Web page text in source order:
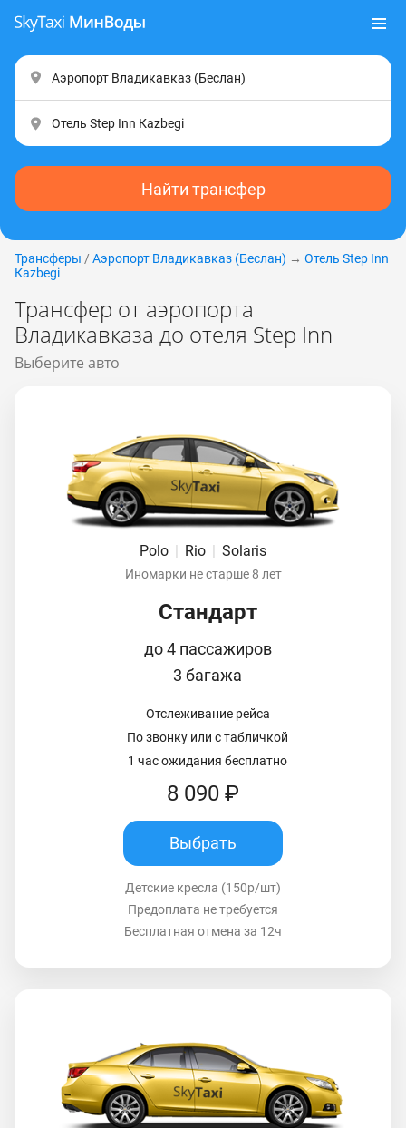
Найти трансфер
Трансферы / Аэропорт Владикавказ (Беслан) → Отель Step Inn
Каzbеgi
Трансфер от аэропорта
Владикавказа до отеля Step Inn
Выберите авто
Polo | Rio | Solaris
Иномарки не старше 8 лет
Стандарт
до 4 пассажиров
3 багажа
Отслеживание рейса
По звонку или с табличкой
1 час ожидания бесплатно
8 090 ₽
Выбрать
Детские кресла (150р/шт)
Предоплата не требуется
Бесплатная отмена за 12ч